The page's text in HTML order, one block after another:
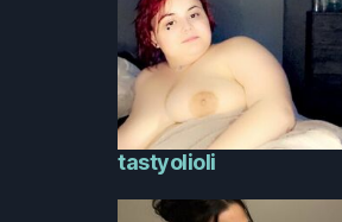
tastyolioli